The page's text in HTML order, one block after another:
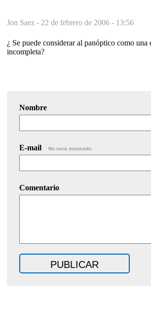
Jon Saez - 22 de febrero de 2006 - 13:56
¿ Se puede considerar al panóptico como una
incompleta?
Nombre
E-mail No será mostrado.
Comentario